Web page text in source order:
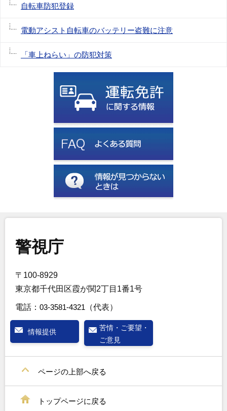
自転車防犯登録
電動アシスト自転車のバッテリー盗難に注意
「車上ねらい」の防犯対策
警視庁
〒100-8929
東京都千代田区霞が関2丁目1番1号
電話： 03-3581-4321 （代表）
情報提供
苦情・ご要望・
ご意見
ページの上部へ戻る
トップページに戻る